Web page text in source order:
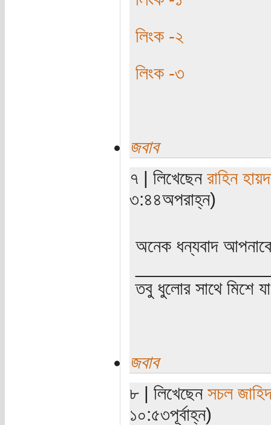
লিংক -২
লিংক -৩
জবাব
৭ | লিখেছেন রাহিন
৩:৪৪অপরাহ্ন)
অনেক ধন্যবাদ
তবু ধুলোর সাথে মিশে
জবাব
৮ | লিখেছেন সচল
১০:৫৩পূর্বাহ্ন)